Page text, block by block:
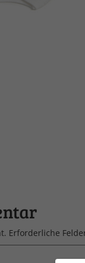
Erforderliche